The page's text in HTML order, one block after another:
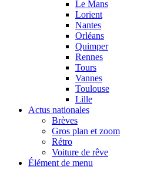
Le Mans
Lorient
Nantes
Orléans
Quimper
Rennes
Tours
Vannes
Toulouse
Lille
Actus nationales
Brèves
Gros plan et zoom
Rétro
Voiture de rêve
Élément de menu